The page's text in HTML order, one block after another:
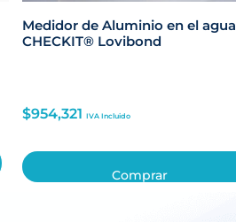
Medidor de Aluminio en el agua
CHECKIT® Lovibond
$954,321 IVA Incluido
Comprar